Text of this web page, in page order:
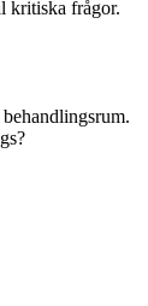
kritiska frågor.